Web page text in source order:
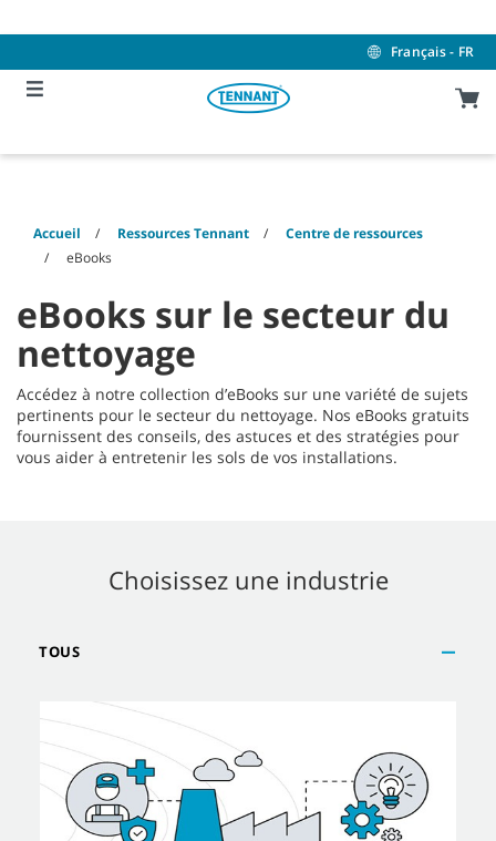
to
to
menu
Français - FR
Accueil Ressources Tennant
Centre de ressources
eBooks
eBooks sur le secteur du
nettoyage
Accédez à notre collection d’eBooks sur une variété de sujets
pertinents pour le secteur du nettoyage. Nos eBooks gratuits
fournissent des conseils, des astuces et des stratégies pour
vous aider à entretenir les sols de vos installations.
Choisissez une industrie
TOUS